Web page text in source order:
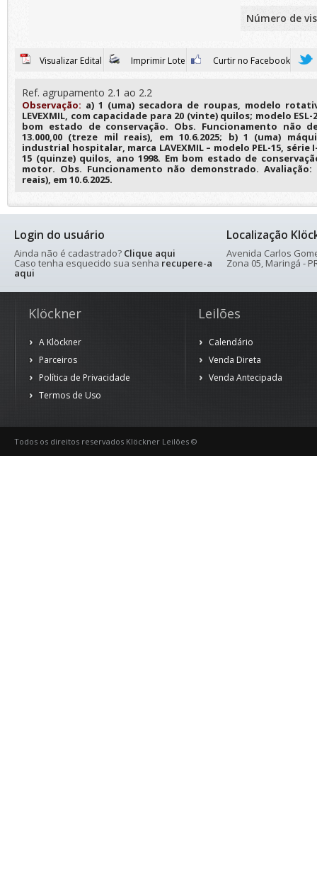
Número de
Visualizar Edital Imprimir Lote Curtir no Facebook
Ref. agrupamento 2.1 ao 2.2
Observação: a) 1 (uma) secadora de roupas, modelo
LEVEXMIL, com capacidade para 20 (vinte) quilos; modelo ESL-
bom estado de conservação. Obs. Funcionamento não
13.000,00 (treze mil reais), em 10.6.2025; b) 1 (uma)
industrial hospitalar, marca LAVEXMIL – modelo PEL-15, série
15 (quinze) quilos, ano 1998. Em bom estado de
motor. Obs. Funcionamento não demonstrado. Avaliação:
reais), em 10.6.2025.
Login do usuário
Ainda não é cadastrado? Clique aqui
Caso tenha esquecido sua senha recupere-a
aqui
Localização
Avenida Carlos
Zona 05, Maringá -
Klöckner
A Klöckner
Parceiros
Política de Privacidade
Termos de Uso
Leilões
Calendário
Venda Direta
Venda Antecipada
Todos os direitos reservados Klöckner Leilões ©